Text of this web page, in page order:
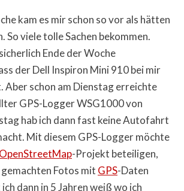
kam es mir schon so vor als hätten
So viele tolle Sachen bekommen.
Ende der Woche
der Dell Inspiron Mini 910 bei mir
Aber schon am Dienstag erreichte
GPS-Logger WSG1000 von
hab ich dann fast keine Autofahrt
Mit diesem GPS-Logger möchte
OpenStreetMap-Projekt beteiligen,
Fotos mit GPS-Daten
dann in 5 Jahren weiß wo ich